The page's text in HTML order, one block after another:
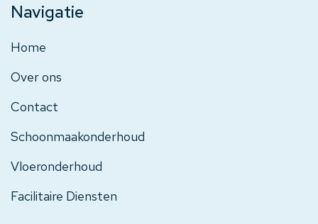
Navigatie
Home
Over ons
Contact
Schoonmaakonderhoud
Vloeronderhoud
Facilitaire Diensten